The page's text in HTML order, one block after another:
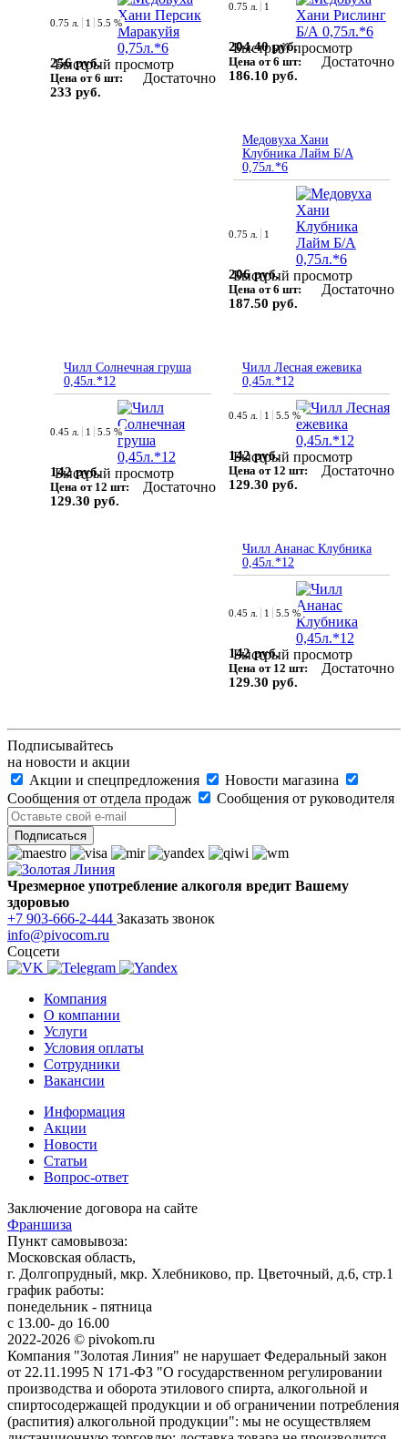
Быстрый просмотр
0.75 л. 1 5.5 %
256 руб.
Цена от 6 шт:
233 руб.
Достаточно
Быстрый просмотр
0.75 л. 1
204.40 руб.
Цена от 6 шт:
186.10 руб.
Достаточно
Медовуха Хани
Клубника Лайм Б/А
0,75л.*6
Быстрый просмотр
0.75 л. 1
206 руб.
Цена от 6 шт:
187.50 руб.
Достаточно
Чилл Солнечная груша
0,45л.*12
Быстрый просмотр
0.45 л. 1 5.5 %
142 руб.
Цена от 12 шт:
129.30 руб.
Достаточно
Чилл Лесная ежевика
0,45л.*12
Быстрый просмотр
0.45 л. 1 5.5 %
142 руб.
Цена от 12 шт:
129.30 руб.
Достаточно
Чилл Ананас Клубника
0,45л.*12
Быстрый просмотр
0.45 л. 1 5.5 %
142 руб.
Цена от 12 шт:
129.30 руб.
Достаточно
Подписывайтесь
на новости и акции
Акции и спецпредложения
Новости магазина
Сообщения от отдела продаж
Сообщения от руководителя
Чрезмерное употребление алкоголя вредит Вашему
здоровью
+7 903-666-2-444 Заказать звонок
info@pivocom.ru
Соцсети
Компания
О компании
Услуги
Условия оплаты
Сотрудники
Вакансии
Информация
Акции
Новости
Статьи
Вопрос-ответ
Заключение договора на сайте
Франшиза
Пункт самовывоза:
Московская область,
г. Долгопрудный, мкр. Хлебниково, пр. Цветочный, д.6, стр.1
график работы:
понедельник - пятница
с 13.00- до 16.00
2022-2026 © pivokom.ru
Компания "Золотая Линия" не нарушает Федеральный закон
от 22.11.1995 N 171-ФЗ "О государственном регулировании
производства и оборота этилового спирта, алкогольной и
спиртосодержащей продукции и об ограничении потребления
(распития) алкогольной продукции": мы не осуществляем